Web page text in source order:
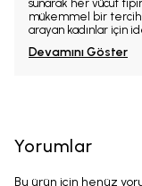
sunarak her vücut
mükemmel bir tercih
arayan kadınlar için
Devamını Göster
Yorumlar
Bu ürün için henüz